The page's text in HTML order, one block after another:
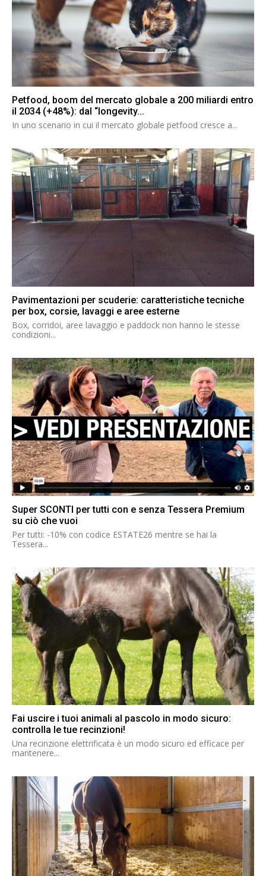
Petfood, boom del mercato globale a 200 miliardi entro
il 2034 (+48%): dal “longevity...
In uno scenario in cui il mercato globale petfood cresce a...
Pavimentazioni per scuderie: caratteristiche tecniche
per box, corsie, lavaggi e aree esterne
Box, corridoi, aree lavaggio e paddock non hanno le stesse
condizioni...
Super SCONTI per tutti con e senza Tessera Premium
su ciò che vuoi
Per tutti: -10% con codice ESTATE26 mentre se hai la
Tessera...
Fai uscire i tuoi animali al pascolo in modo sicuro:
controlla le tue recinzioni!
Una recinzione elettrificata è un modo sicuro ed efficace per
mantenere...